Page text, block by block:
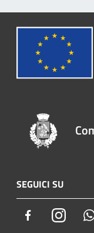
SEGUICI SU
Facebook